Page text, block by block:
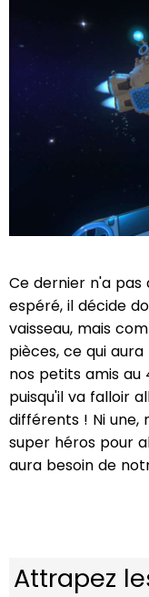
Ce dernier n'a pas
espéré, il décide
vaisseau, mais
pièces, ce qui
nos petits amis au
puisqu'il va falloir
différents ! Ni une,
super héros pour
aura besoin de
Attrapez